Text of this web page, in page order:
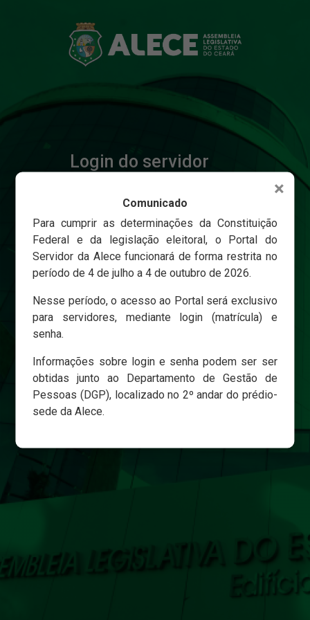
Login do servidor
Senha
Esqueci minha senha
×
Comunicado
Para cumprir as determinações da Constituição
Federal e da legislação eleitoral, o Portal do
Servidor da Alece funcionará de forma restrita no
período de 4 de julho a 4 de outubro de 2026.
Nesse período, o acesso ao Portal será exclusivo
para servidores, mediante login (matrícula) e
senha.
Informações sobre login e senha podem ser ser
obtidas junto ao Departamento de Gestão de
Pessoas (DGP), localizado no 2º andar do prédio-
sede da Alece.